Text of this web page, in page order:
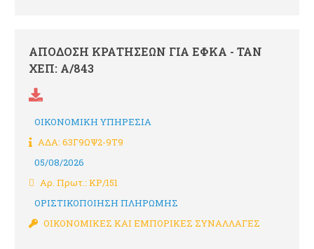
ΑΠΟΔΟΣΗ ΚΡΑΤΗΣΕΩΝ ΓΙΑ ΕΦΚΑ - ΤΑΝ
ΧΕΠ: Α/843
ΟΙΚΟΝΟΜΙΚΗ ΥΠΗΡΕΣΙΑ
ΑΔΑ: 63Γ9ΩΨ2-9Τ9
05/08/2026
Αρ. Πρωτ.: ΚΡ/151
ΟΡΙΣΤΙΚΟΠΟΙΗΣΗ ΠΛΗΡΩΜΗΣ
ΟΙΚΟΝΟΜΙΚΕΣ ΚΑΙ ΕΜΠΟΡΙΚΕΣ ΣΥΝΑΛΛΑΓΕΣ